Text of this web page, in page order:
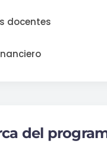
docentes
del